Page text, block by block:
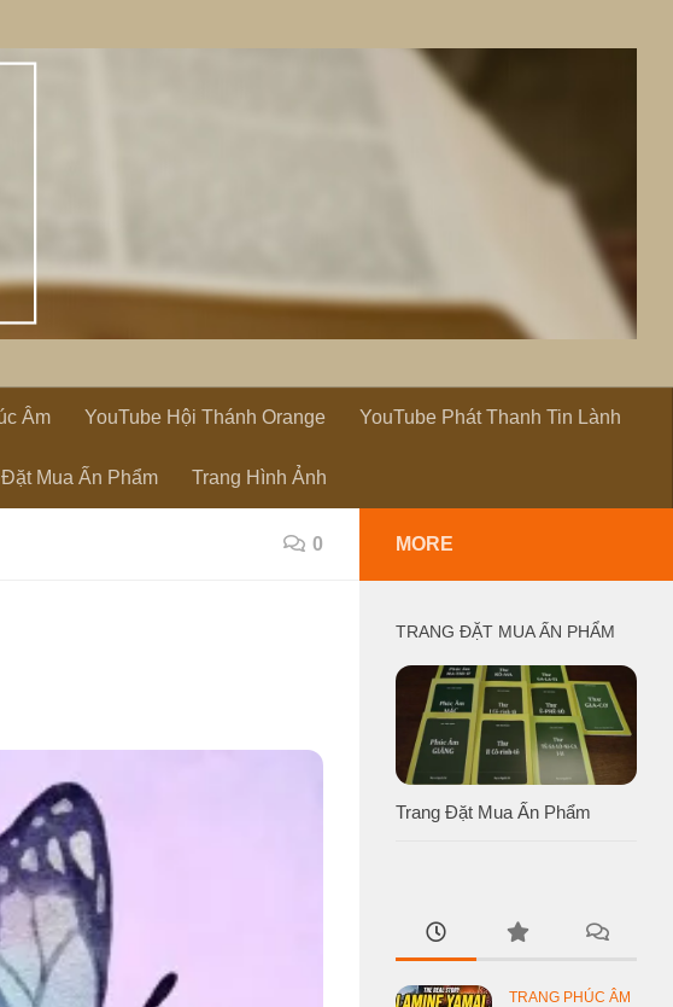
Âm YouTube Hội Thánh Orange YouTube Phát Thanh Tin Lành
Mua Ấn Phẩm Trang Hình Ảnh
0 MORE
TRANG ĐẶT MUA ẤN PHẨM
Trang Đặt Mua Ấn Phẩm
TRANG PHÚC ÂM